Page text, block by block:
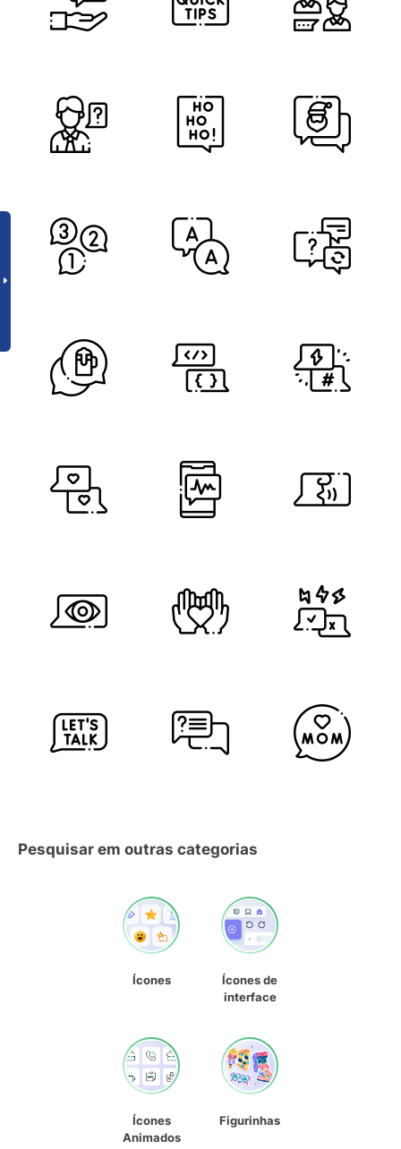
Pesquisar em outras categorias
Ícones
Ícones de
interface
Ícones
Animados
Figurinhas